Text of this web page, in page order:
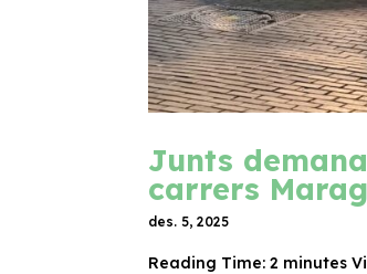
Junts
carrers
des. 5, 2025
Reading Time: 2 minutes